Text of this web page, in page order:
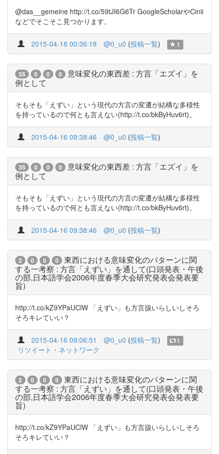
@das__gemeine http://t.co/59tJI6G6Tr GoogleScholarやCinii
などでそこそこ見つかります。
2015-04-18 00:36:18 @0_u0 (投稿一覧) 1
35 0 0 0
意味変化の東西差 : 方言「エズイ」を
例として
そもそも「えずい」という現代の方言の変遷が結構な多様性
を持っているので何とも言えない(http://t.co/bkByHuv6rt)。
2015-04-16 09:38:46 @0_u0 (投稿一覧)
35 0 0 0
意味変化の東西差 : 方言「エズイ」を
例として
そもそも「えずい」という現代の方言の変遷が結構な多様性
を持っているので何とも言えない(http://t.co/bkByHuv6rt)。
2015-04-16 09:38:46 @0_u0 (投稿一覧)
2 0 0 0
東西における意味変化のパターンに関
する一考察 : 方言「えずい」を通して(口頭発表・午後
の部,日本語学会2006年度春季大会研究発表会発表要
旨)
http://t.co/kZ9YPaUClW 「えずい」も方言扱いらしいしそろ
そろキレていい？
2015-04-16 09:06:51 @0_u0 (投稿一覧) 1
リツイート・ネットワーク
2 0 0 0
東西における意味変化のパターンに関
する一考察 : 方言「えずい」を通して(口頭発表・午後
の部,日本語学会2006年度春季大会研究発表会発表要
旨)
http://t.co/kZ9YPaUClW 「えずい」も方言扱いらしいしそろ
そろキレていい？